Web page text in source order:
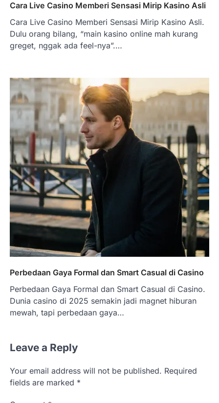
Cara Live Casino Memberi Sensasi Mirip Kasino Asli
Cara Live Casino Memberi Sensasi Mirip Kasino Asli.
Dulu orang bilang, “main kasino online mah kurang
greget, nggak ada feel-nya”.…
Perbedaan Gaya Formal dan Smart Casual di Casino
Perbedaan Gaya Formal dan Smart Casual di Casino.
Dunia casino di 2025 semakin jadi magnet hiburan
mewah, tapi perbedaan gaya…
Leave a Reply
Your email address will not be published. Required
fields are marked *